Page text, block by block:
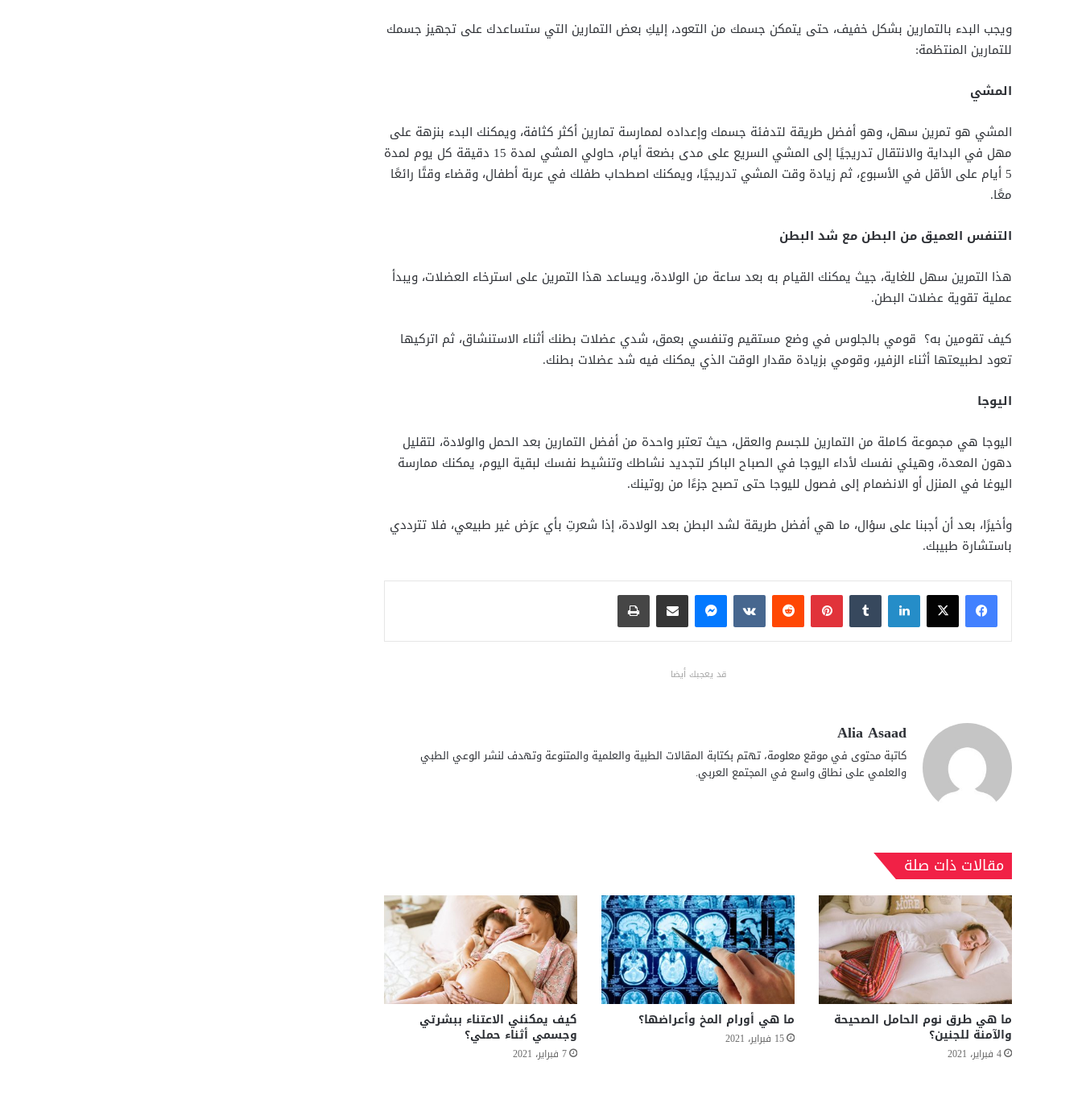
ويجب البدء بالتمارين بشكل خفيف، حتى يتمكن جسمك من التعود، إليكِ بعض التمارين التي ستساعدك على تجهيز جسمك
للتمارين المنتظمة:
المشي
المشي هو تمرين سهل، وهو أفضل طريقة لتدفئة جسمك وإعداده لممارسة تمارين أكثر كثافة، ويمكنك البدء بنزهة على
مهل في البداية والانتقال تدريجيًا إلى المشي السريع على مدى بضعة أيام، حاولي المشي لمدة 15 دقيقة كل يوم لمدة
5 أيام على الأقل في الأسبوع، ثم زيادة وقت المشي تدريجيًا، ويمكنك اصطحاب طفلك في عربة أطفال، وقضاء وقتًا رائعًا
معًا.
التنفس العميق من البطن مع شد البطن
هذا التمرين سهل للغاية، جيث يمكنك القيام به بعد ساعة من الولادة، ويساعد هذا التمرين على استرخاء العضلات، ويبدأ
عملية تقوية عضلات البطن.
كيف تقومين به؟ قومي بالجلوس في وضع مستقيم وتنفسي بعمق، شدي عضلات بطنك أثناء الاستنشاق، ثم اتركيها
تعود لطبيعتها أثناء الزفير، وقومي بزيادة مقدار الوقت الذي يمكنك فيه شد عضلات بطنك.
اليوجا
اليوجا هي مجموعة كاملة من التمارين للجسم والعقل، حيث تعتبر واحدة من أفضل التمارين بعد الحمل والولادة، لتقليل
دهون المعدة، وهيئي نفسك لأداء اليوجا في الصباح الباكر لتجديد نشاطك وتنشيط نفسك لبقية اليوم، يمكنك ممارسة
اليوغا في المنزل أو الانضمام إلى فصول لليوجا حتى تصبح جزءًا من روتينك.
وأخيرًا، بعد أن أجبنا على سؤال، ما هي أفضل طريقة لشد البطن بعد الولادة، إذا شعرتِ بأي عرَض غير طبيعي، فلا تترددي
باستشارة طبيبك.
فيسبوكX لينكدإن بينتيريست ماسنجر مشاركة عبر البريد طباعة
قد يعجبك أيضا
Alia Asaad
كاتبة محتوى في موقع معلومة، تهتم بكتابة المقالات الطبية والعلمية والمتنوعة وتهدف لنشر الوعي الطبي
والعلمي على نطاق واسع في المجتمع العربي.
مقالات ذات صلة
ما هي طرق نوم الحامل الصحيحة
والآمنة للجنين؟
4 فبراير، 2021
ما هي أورام المخ وأعراضها؟
15 فبراير، 2021
كيف يمكنني الاعتناء ببشرتي
وجسمي أثناء حملي؟
7 فبراير، 2021